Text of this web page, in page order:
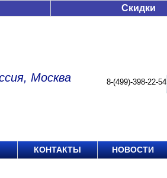
Скидки
Москва 8-(499)-398-22-54
КОНТАКТЫ НОВОСТИ